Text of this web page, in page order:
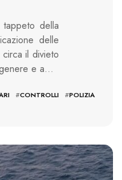
della
delle
il divieto
e a…
#CONTROLLI #POLIZIA